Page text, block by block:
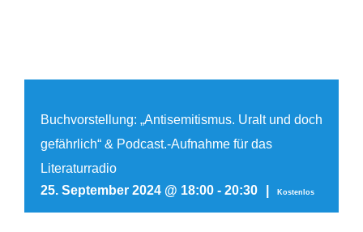
Buchvorstellung: „Antisemitismus. Uralt und doch
gefährlich“ & Podcast.-Aufnahme für das
Literaturradio
25. September 2024 @ 18:00 - 20:30 Kostenlos